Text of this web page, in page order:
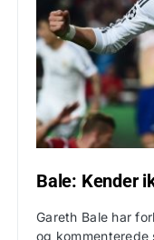
Bale: Kender
Gareth Bale har
og